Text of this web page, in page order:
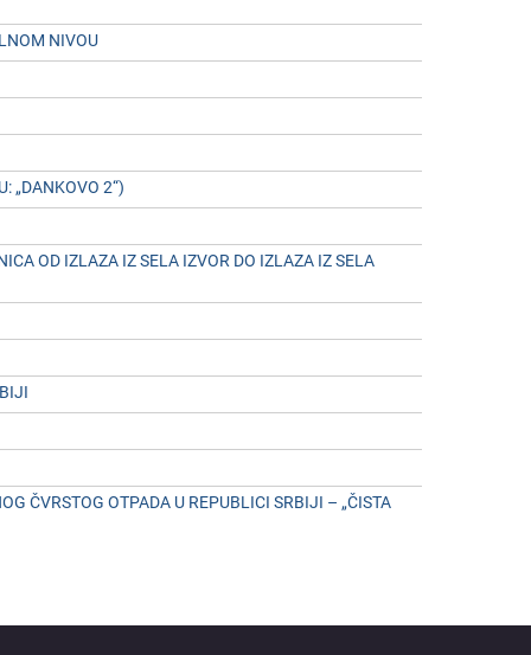
NIVOU
„DANKOVO 2“)
OD IZLAZA IZ SЕLA IZVOR DO IZLAZA IZ SЕLA
ČVRSTOG OTPADA U RЕPUBLICI SRBIJI – „ČISTA